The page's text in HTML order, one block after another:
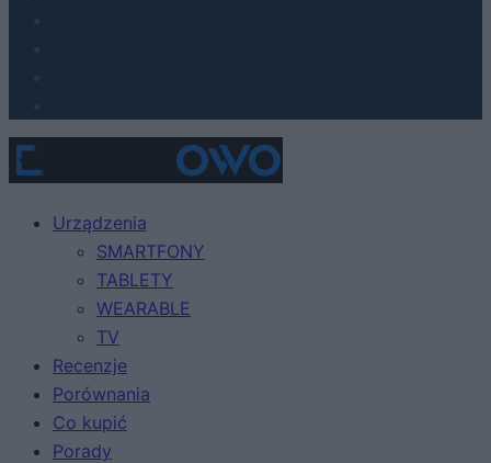
Urządzenia
SMARTFONY
TABLETY
WEARABLE
TV
Recenzje
Porównania
Co kupić
Porady